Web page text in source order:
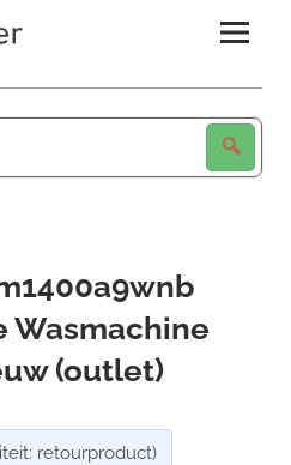
Wasmachine
(outlet)
retourproduct)